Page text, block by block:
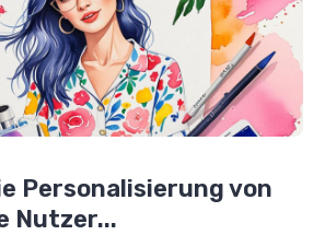
Personalisierung von
Nutzer...